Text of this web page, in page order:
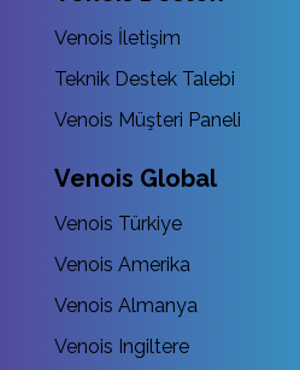
Venois İletişim
Teknik Destek Talebi
Venois Müşteri Paneli
Venois Global
Venois Türkiye
Venois Amerika
Venois Almanya
Venois Ingiltere